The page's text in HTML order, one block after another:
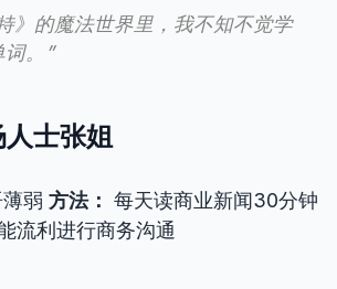
》的魔法世界里，我不知不觉学
。”
士张姐
弱 方法： 每天读商业新闻30分钟
流利进行商务沟通